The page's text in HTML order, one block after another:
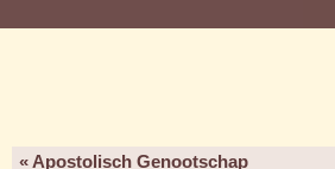
« Apostolisch Genootschap